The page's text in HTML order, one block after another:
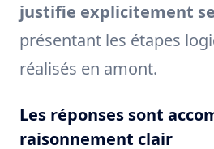
justifie explicitement
présentant les étapes
réalisés en amont.
Les réponses sont
raisonnement clair